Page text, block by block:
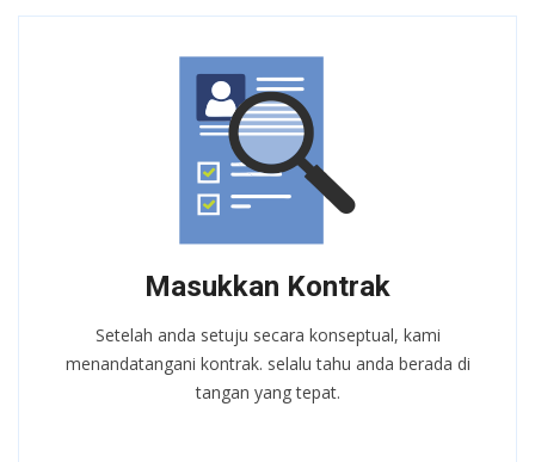
Masukkan Kontrak
Setelah anda setuju secara konseptual, kami
menandatangani kontrak. selalu tahu anda berada di
tangan yang tepat.